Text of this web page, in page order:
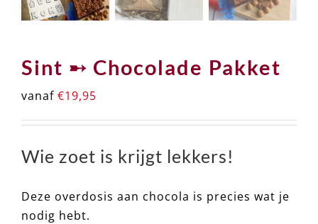
Sint ➸ Chocolade Pakket
vanaf €19,95
Wie zoet is krijgt lekkers!
Deze overdosis aan chocola is precies wat je
nodig hebt.